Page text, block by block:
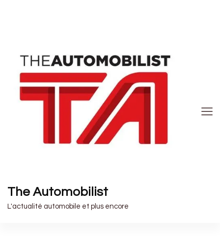
The Automobilist
L'actualité automobile et plus encore